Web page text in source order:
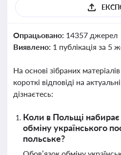
Опрацьовано: 14357 джерел
Виявлено: 1 публікація за 5
На основі зібраних
короткі відповіді на
дізнаєтесь:
Коли в Польщі набирає
обміну українського
польське?